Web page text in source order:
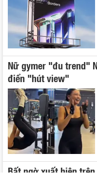
Nữ gymer "đu trend"
điển "hút view"
Bất ngờ xuất hiện